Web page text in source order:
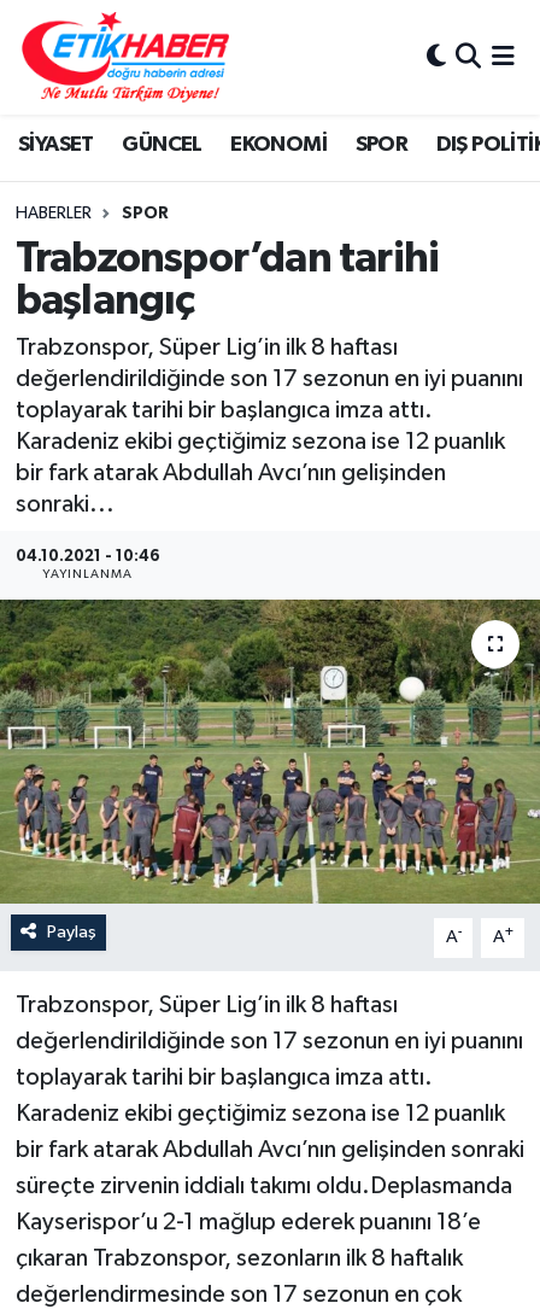
SİYASET GÜNCEL EKONOMİ SPOR DIŞ
HABERLER SPOR
Trabzonspor’dan tarihi
başlangıç
Trabzonspor, Süper Lig’in ilk 8 haftası
değerlendirildiğinde son 17 sezonun en iyi puanını
toplayarak tarihi bir başlangıca imza attı.
Karadeniz ekibi geçtiğimiz sezona ise 12 puanlık
bir fark atarak Abdullah Avcı’nın gelişinden
sonraki...
04.10.2021 - 10:46
YAYINLANMA
Paylaş A- A+
Trabzonspor, Süper Lig’in ilk 8 haftası
değerlendirildiğinde son 17 sezonun en iyi puanını
toplayarak tarihi bir başlangıca imza attı.
Karadeniz ekibi geçtiğimiz sezona ise 12 puanlık
bir fark atarak Abdullah Avcı’nın gelişinden sonraki
süreçte zirvenin iddialı takımı oldu.Deplasmanda
Kayserispor’u 2-1 mağlup ederek puanını 18’e
çıkaran Trabzonspor, sezonların ilk 8 haftalık
değerlendirmesinde son 17 sezonun en çok
BİLİM-TEKNOLOJİ
DIŞ POLİTİKA
DÜNYA
EĞİTİM GENÇLİK
EKONOMİ
KÖŞE YAZILARI
KÜLTÜR-SANAT-MAGAZİN
ÖZEL HABER
RÖPORTAJLAR
SAĞLIK
SİYASET
GÜNCEL
YAŞAM
Yerel
Nöbetçi Eczaneler
Hava Durumu
İstanbul Namaz Vakitleri
Trafik Durumu
Süper Lig Puan Durumu ve Fikstür
Tüm Manşetler
Son Dakika Haberleri